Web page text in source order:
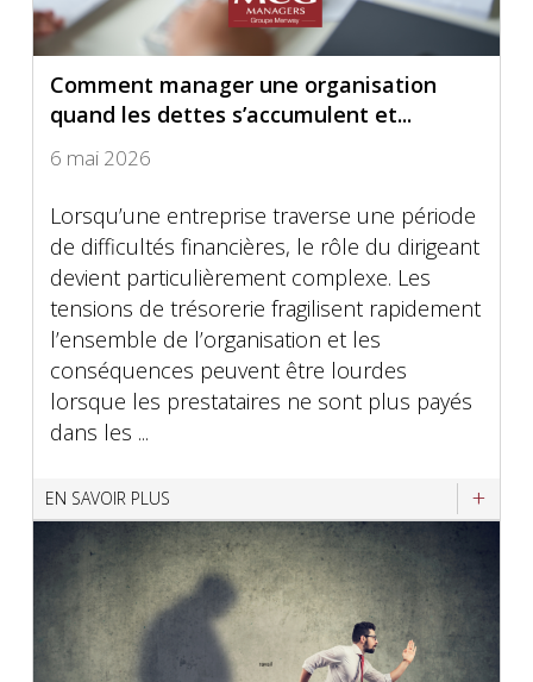
Comment manager une organisation
quand les dettes s’accumulent et...
6 mai 2026
Lorsqu’une entreprise traverse une période
de difficultés financières, le rôle du dirigeant
devient particulièrement complexe. Les
tensions de trésorerie fragilisent rapidement
l’ensemble de l’organisation et les
conséquences peuvent être lourdes
lorsque les prestataires ne sont plus payés
dans les ...
EN SAVOIR PLUS